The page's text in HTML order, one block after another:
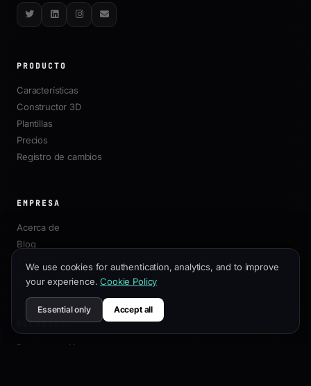
TwitterLinkedInInstagram
Email
PRODUCTO
Características
Constructor 3D
Plantillas
Precios
Registro de cambios
EMPRESA
Acerca de
Blog
Contacto
RECURSOS
Documentación
We use cookies for authentication, analytics, and to improve
your experience. Cookie Policy
Essential only Accept all